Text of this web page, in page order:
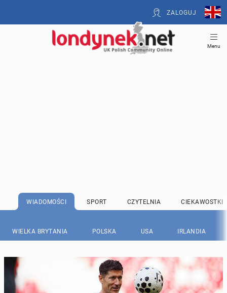
ZALOGUJ
Menu
WIADOMOŚCI SPORT CZYTELNIA CIEKAWOSTKI
WIELKA BRYTANIA POLSKA USA IRLANDIA